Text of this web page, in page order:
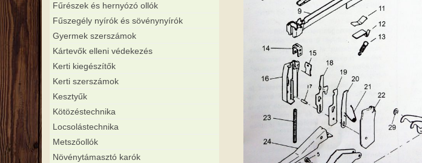
Fűrészek és hernyózó ollók
Fűszegély nyírók és sövénynyírók
Gyermek szerszámok
Kártevők elleni védekezés
Kerti kiegészítők
Kerti szerszámok
Kesztyűk
Kötözéstechnika
Locsolástechnika
Metszőollók
Növénytámasztó karók